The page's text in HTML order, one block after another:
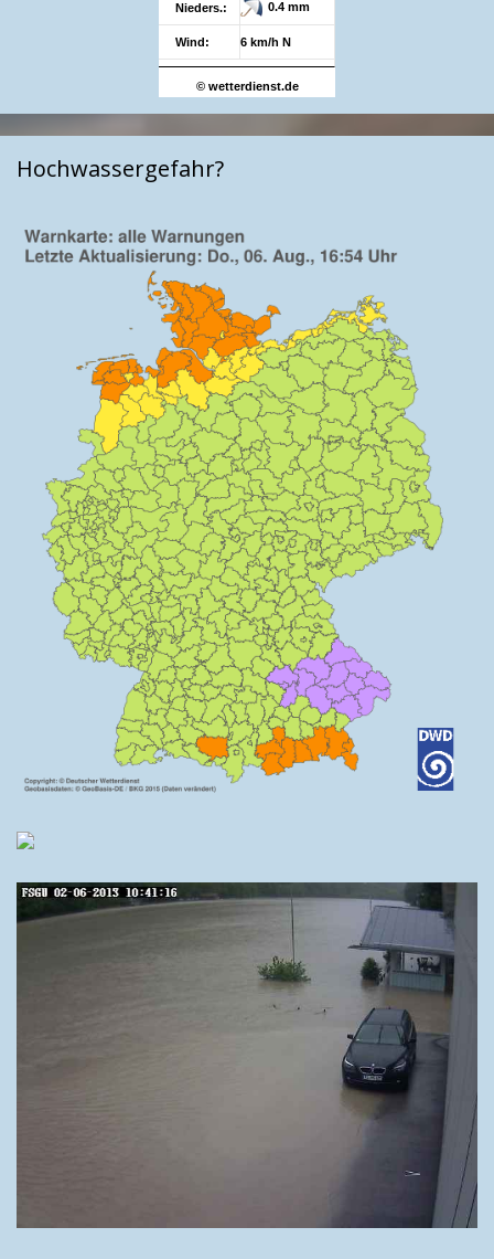
Nieders.: 0.4 mm
Wind: 6 km/h N
© wetterdienst.de
Hochwassergefahr?